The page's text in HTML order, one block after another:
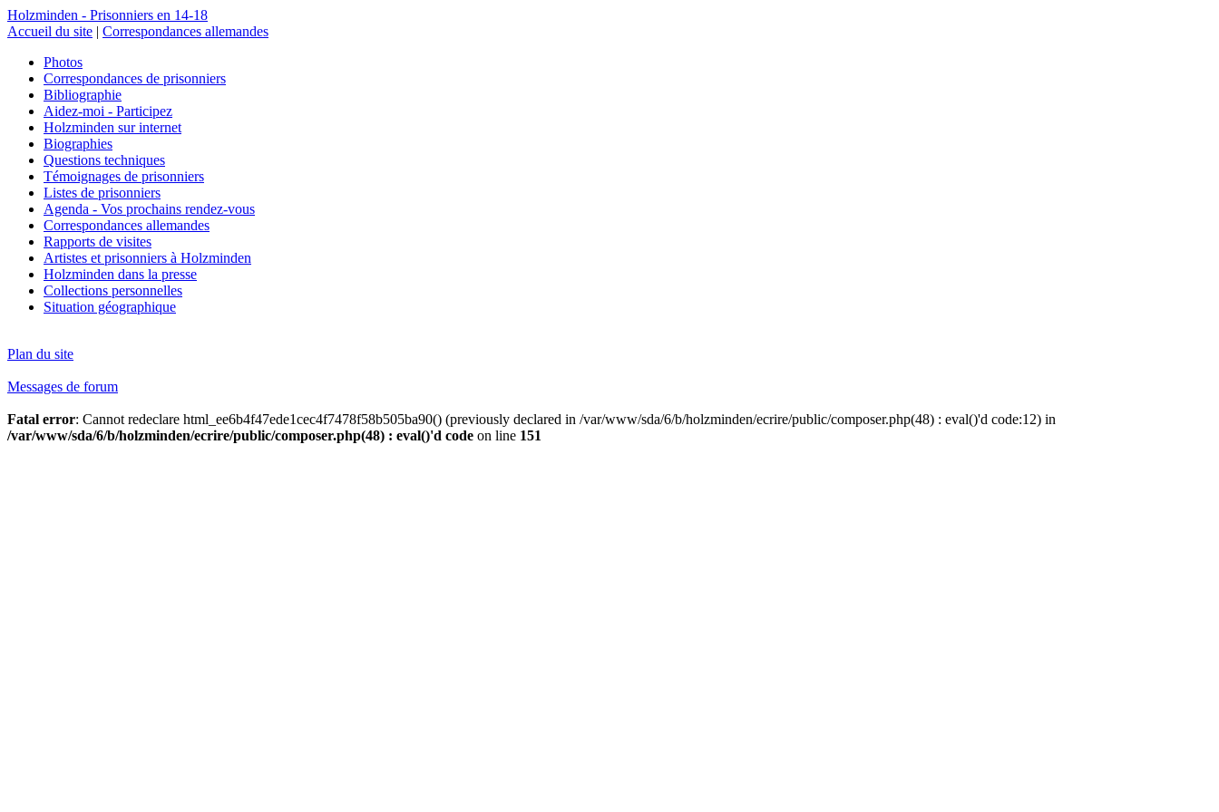
Holzminden - Prisonniers en 14-18
Accueil du site | Correspondances allemandes
Photos
Correspondances de prisonniers
Bibliographie
Aidez-moi - Participez
Holzminden sur internet
Biographies
Questions techniques
Témoignages de prisonniers
Listes de prisonniers
Agenda - Vos prochains rendez-vous
Correspondances allemandes
Rapports de visites
Artistes et prisonniers à Holzminden
Holzminden dans la presse
Collections personnelles
Situation géographique
Plan du site
Messages de forum
Fatal error: Cannot redeclare html_ee6b4f47ede1cec4f7478f58b505ba90() (previously declared in /var/www/sda/6/b/holzminden/ecrire/public/composer.php(48) : eval()'d code:12) in
/var/www/sda/6/b/holzminden/ecrire/public/composer.php(48) : eval()'d code on line 151